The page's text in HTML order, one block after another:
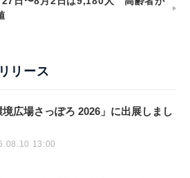
リース
境広場さっぽろ 2026」に出展しまし
13:00